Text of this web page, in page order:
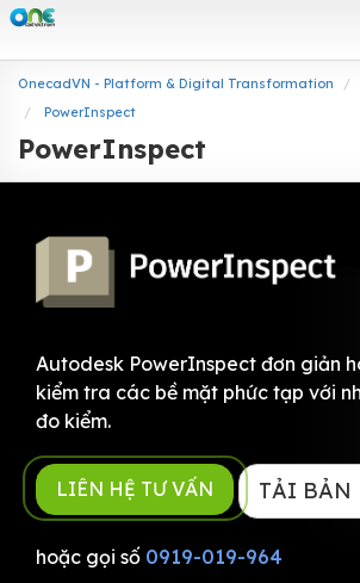
OnecadVN - Platform & Digital Transformation
PowerInspect
PowerInspect
Autodesk PowerInspect đơn giản
kiểm tra các bề mặt phức tạp với
đo kiểm.
LIÊN HỆ TƯ VẤN TẢI BẢN
hoặc gọi số 0919-019-964